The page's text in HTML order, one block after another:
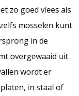
zo goed vlees als
mosselen kunt
in de
overgewaaid uit
wordt er
in staal of